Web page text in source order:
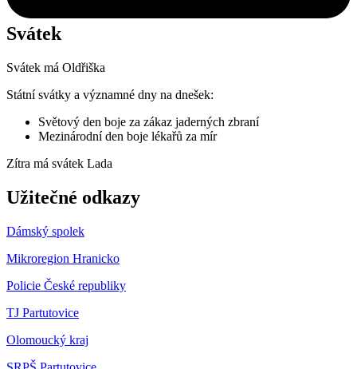
Svátek
Svátek má Oldřiška
Státní svátky a významné dny na dnešek:
Světový den boje za zákaz jaderných zbraní
Mezinárodní den boje lékařů za mír
Zítra má svátek Lada
Užitečné odkazy
Dámský spolek
Mikroregion Hranicko
Policie České republiky
TJ Partutovice
Olomoucký kraj